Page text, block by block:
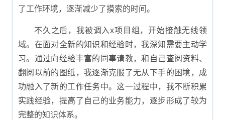
了工作环境，逐渐减少了摸索的时间。
不久之后，我被调入x项目组，开始接触无线领
域。在面对全新的知识和经验时，我深知需要主动学
习。通过向经验丰富的同事请教，和自己查阅资料、
翻阅以前的图纸，我逐渐克服了无从下手的困境，成
功融入了新的工作任务中。这一过程中，我不断积累
实践经验，提高了自己的业务能力，逐步形成了较为
完整的知识体系。